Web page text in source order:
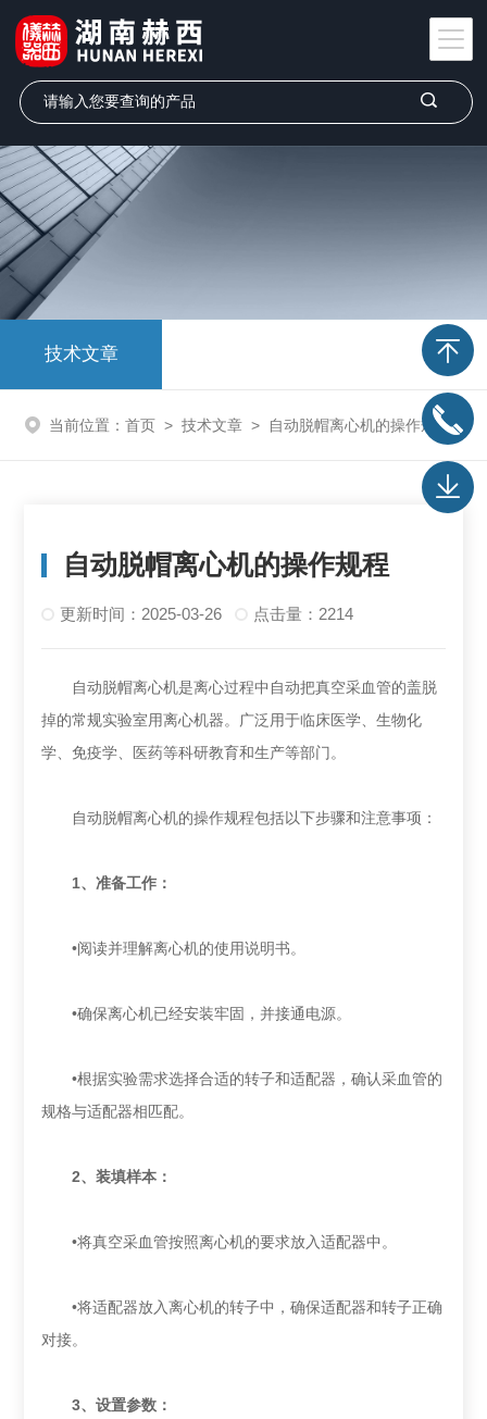
技术文章
当前位置： 首页 > 技术文章 > 自动脱帽离心机的操作规程
自动脱帽离心机的操作规程
更新时间：2025-03-26 点击量：2214
自动脱帽离心机是离心过程中自动把真空采血管的盖脱
掉的常规实验室用离心机器。广泛用于临床医学、生物化
学、免疫学、医药等科研教育和生产等部门。
自动脱帽离心机的操作规程包括以下步骤和注意事项‌：
‌1、准备工作‌：
•阅读并理解离心机的使用说明书。
•确保离心机已经安装牢固，并接通电源‌。
•根据实验需求选择合适的转子和适配器，确认采血管的
规格与适配器相匹配‌。
‌2、装填样本‌：
•将真空采血管按照离心机的要求放入适配器中。
•将适配器放入离心机的转子中，确保适配器和转子正确
对接‌。
‌3、设置参数‌：